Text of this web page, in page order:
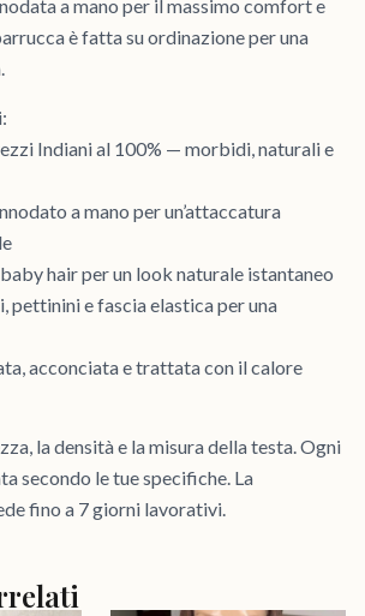
a mano per il massimo comfort e
è fatta su ordinazione per una
Indiani al 100% — morbidi, naturali e
a mano per un’attaccatura
hair per un look naturale istantaneo
pettinini e fascia elastica per una
acconciata e trattata con il calore
la densità e la misura della testa. Ogni
secondo le tue specifiche. La
fino a 7 giorni lavorativi.